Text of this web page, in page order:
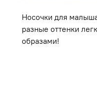
Носочки для
разные оттенки
образами!